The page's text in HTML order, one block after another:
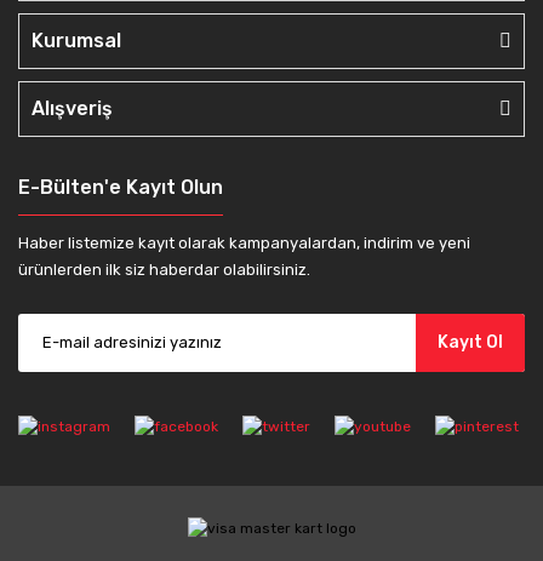
Kurumsal
Alışveriş
E-Bülten'e Kayıt Olun
Haber listemize kayıt olarak kampanyalardan, indirim ve yeni
ürünlerden ilk siz haberdar olabilirsiniz.
Kayıt Ol